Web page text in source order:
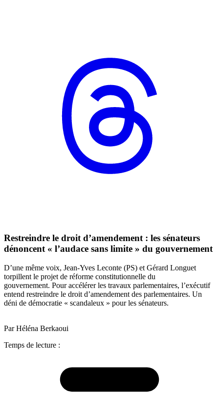
Restreindre le droit d’amendement : les sénateurs
dénoncent « l’audace sans limite » du gouvernement
D’une même voix, Jean-Yves Leconte (PS) et Gérard Longuet
torpillent le projet de réforme constitutionnelle du
gouvernement. Pour accélérer les travaux parlementaires, l’exécutif
entend restreindre le droit d’amendement des parlementaires. Un
déni de démocratie « scandaleux » pour les sénateurs.
Par Héléna Berkaoui
Temps de lecture :